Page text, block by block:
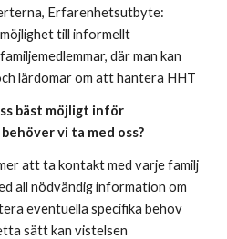
Erfarenhetsutbyte:
till informellt
där man kan
lärdomar om att hantera HHT
bäst möjligt inför
vi ta med oss?
att ta kontakt med varje familj
all nödvändig information om
eventuella specifika behov
sätt kan vistelsen